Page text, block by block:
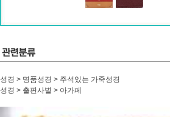
성경 > 명품성경 > 주석있는 가죽성경
성경 > 출판사별 > 아가페